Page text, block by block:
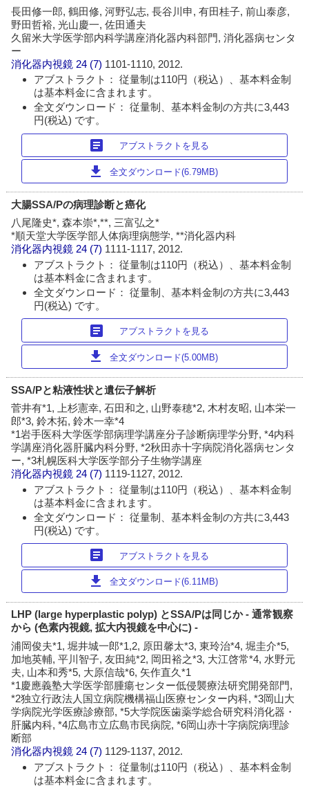
長田修一郎, 鶴田修, 河野弘志, 長谷川申, 有田桂子, 前山泰彦,
野田哲裕, 光山慶一, 佐田通夫
久留米大学医学部内科学講座消化器内科部門, 消化器病センタ
ー
消化器内視鏡 24 (7) 1101-1110, 2012.
アブストラクト： 従量制は110円（税込）、基本料金制
は基本料金に含まれます。
全文ダウンロード： 従量制、基本料金制の方共に3,443
円(税込) です。
article アブストラクトを見る
download 全文ダウンロード(6.79MB)
大腸SSA/Pの病理診断と癌化
八尾隆史*, 森本崇*,**, 三富弘之*
*順天堂大学医学部人体病理病態学, **消化器内科
消化器内視鏡 24 (7) 1111-1117, 2012.
アブストラクト： 従量制は110円（税込）、基本料金制
は基本料金に含まれます。
全文ダウンロード： 従量制、基本料金制の方共に3,443
円(税込) です。
article アブストラクトを見る
download 全文ダウンロード(5.00MB)
SSA/Pと粘液性状と遺伝子解析
菅井有*1, 上杉憲幸, 石田和之, 山野泰穂*2, 木村友昭, 山本栄一
郎*3, 鈴木拓, 鈴木一幸*4
*1岩手医科大学医学部病理学講座分子診断病理学分野, *4内科
学講座消化器肝臓内科分野, *2秋田赤十字病院消化器病センタ
ー, *3札幌医科大学医学部分子生物学講座
消化器内視鏡 24 (7) 1119-1127, 2012.
アブストラクト： 従量制は110円（税込）、基本料金制
は基本料金に含まれます。
全文ダウンロード： 従量制、基本料金制の方共に3,443
円(税込) です。
article アブストラクトを見る
download 全文ダウンロード(6.11MB)
LHP (large hyperplastic polyp) とSSA/Pは同じか - 通常観察
から (色素内視鏡, 拡大内視鏡を中心に) -
浦岡俊夫*1, 堀井城一郎*1,2, 原田馨太*3, 東玲治*4, 堀圭介*5,
加地英輔, 平川智子, 友田純*2, 岡田裕之*3, 大江啓常*4, 水野元
夫, 山本和秀*5, 大原信哉*6, 矢作直久*1
*1慶應義塾大学医学部腫瘍センター低侵襲療法研究開発部門,
*2独立行政法人国立病院機構福山医療センター内科, *3岡山大
学病院光学医療診療部, *5大学院医歯薬学総合研究科消化器・
肝臓内科, *4広島市立広島市民病院, *6岡山赤十字病院病理診
断部
消化器内視鏡 24 (7) 1129-1137, 2012.
アブストラクト： 従量制は110円（税込）、基本料金制
は基本料金に含まれます。